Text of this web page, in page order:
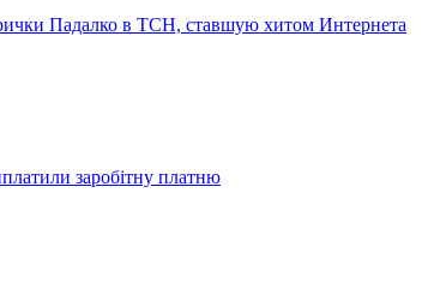
Падалко в ТСН, ставшую хитом Интернета
заробітну платню